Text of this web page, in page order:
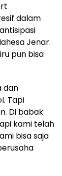
dalam
Jenar.
pun bisa
dan
Tapi
Di babak
kami telah
bisa saja